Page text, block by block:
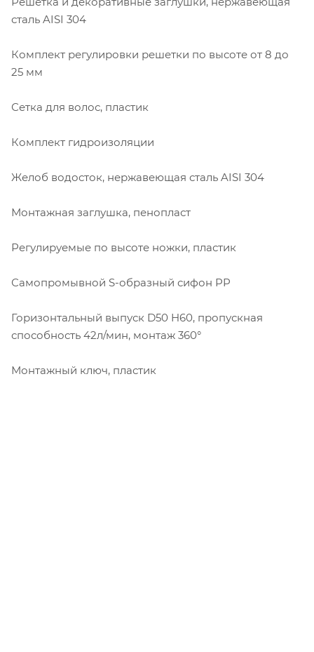
сталь AISI 304
Комплект регулировки решетки по высоте от 8 до
25 мм
Сетка для волос, пластик
Комплект гидроизоляции
Желоб водосток, нержавеющая сталь AISI 304
Монтажная заглушка, пенопласт
Регулируемые по высоте ножки, пластик
Самопромывной S-образный сифон PP
Горизонтальный выпуск D50 H60, пропускная
способность 42л/мин, монтаж 360°
Монтажный ключ, пластик